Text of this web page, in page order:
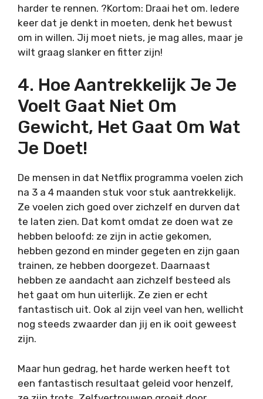
harder te rennen. ?Kortom: Draai het om. Iedere
keer dat je denkt in moeten, denk het bewust
om in willen. Jij moet niets, je mag alles, maar je
wilt graag slanker en fitter zijn!
4. Hoe Aantrekkelijk Je Je
Voelt Gaat Niet Om
Gewicht, Het Gaat Om Wat
Je Doet!
De mensen in dat Netflix programma voelen zich
na 3 a 4 maanden stuk voor stuk aantrekkelijk.
Ze voelen zich goed over zichzelf en durven dat
te laten zien. Dat komt omdat ze doen wat ze
hebben beloofd: ze zijn in actie gekomen,
hebben gezond en minder gegeten en zijn gaan
trainen, ze hebben doorgezet. Daarnaast
hebben ze aandacht aan zichzelf besteed als
het gaat om hun uiterlijk. Ze zien er echt
fantastisch uit. Ook al zijn veel van hen, wellicht
nog steeds zwaarder dan jij en ik ooit geweest
zijn.
Maar hun gedrag, het harde werken heeft tot
een fantastisch resultaat geleid voor henzelf,